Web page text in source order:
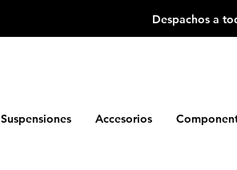
Despachos a
Suspensiones Accesorios